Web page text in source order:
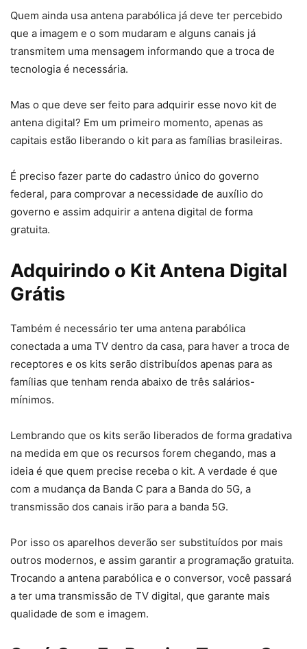
Quem ainda usa antena parabólica já deve ter percebido
que a imagem e o som mudaram e alguns canais já
transmitem uma mensagem informando que a troca de
tecnologia é necessária.
Mas o que deve ser feito para adquirir esse novo kit de
antena digital? Em um primeiro momento, apenas as
capitais estão liberando o kit para as famílias brasileiras.
É preciso fazer parte do cadastro único do governo
federal, para comprovar a necessidade de auxílio do
governo e assim adquirir a antena digital de forma
gratuita.
Adquirindo o Kit Antena Digital
Grátis
Também é necessário ter uma antena parabólica
conectada a uma TV dentro da casa, para haver a troca de
receptores e os kits serão distribuídos apenas para as
famílias que tenham renda abaixo de três salários-
mínimos.
Lembrando que os kits serão liberados de forma gradativa
na medida em que os recursos forem chegando, mas a
ideia é que quem precise receba o kit. A verdade é que
com a mudança da Banda C para a Banda do 5G, a
transmissão dos canais irão para a banda 5G.
Por isso os aparelhos deverão ser substituídos por mais
outros modernos, e assim garantir a programação gratuita.
Trocando a antena parabólica e o conversor, você passará
a ter uma transmissão de TV digital, que garante mais
qualidade de som e imagem.